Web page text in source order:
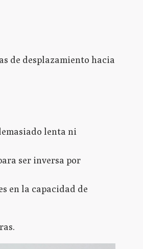
de desplazamiento hacia
lenta ni
ser inversa por
en la capacidad de